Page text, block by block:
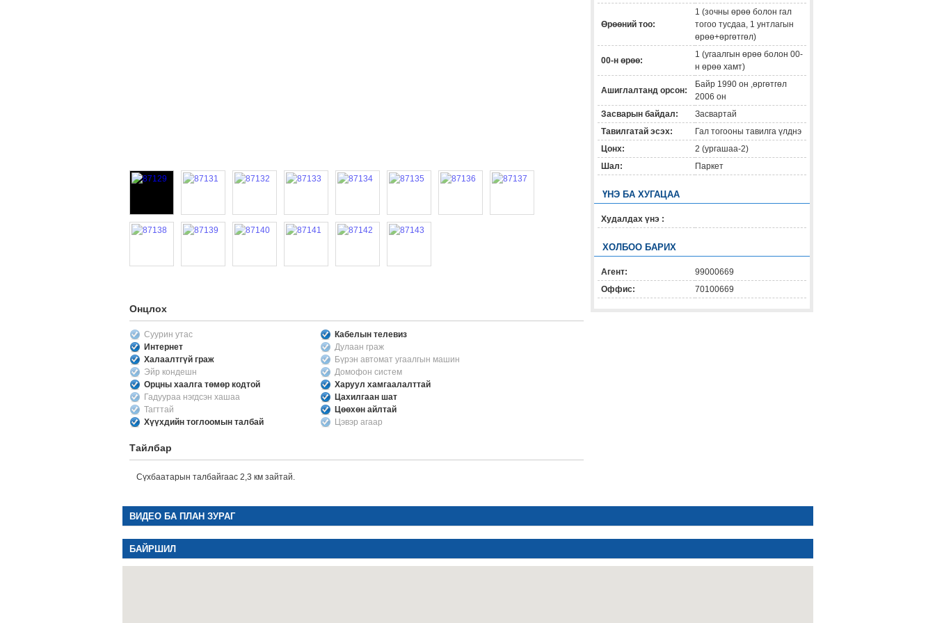
Онцлох
Суурин утас
Кабелын телевиз
Интернет
Дулаан граж
Халаалтгүй граж
Бүрэн автомат угаалгын машин
Эйр кондешн
Домофон систем
Орцны хаалга төмөр кодтой
Харуул хамгаалалттай
Гадуураа нэгдсэн хашаа
Цахилгаан шат
Тагттай
Цөөхөн айлтай
Хүүхдийн тоглоомын талбай
Цэвэр агаар
Тайлбар
Сүхбаатарын талбайгаас 2,3 км зайтай.
Өрөөний тоо:
1 (зочны өрөө болон гал
тогоо тусдаа, 1 унтлагын
өрөө+өргөтгөл)
00-н өрөө:
1 (угаалгын өрөө болон 00-
н өрөө хамт)
Ашиглалтанд орсон:
Байр 1990 он ,өргөтгөл
2006 он
Засварын байдал:
Засвартай
Тавилгатай эсэх:
Гал тогооны тавилга үлднэ
Цонх:
2 (ургашаа-2)
Шал:
Паркет
ҮНЭ БА ХУГАЦАА
Худалдах үнэ :
ХОЛБОО БАРИХ
Агент:
99000669
Оффис:
70100669
ВИДЕО БА ПЛАН ЗУРАГ
БАЙРШИЛ